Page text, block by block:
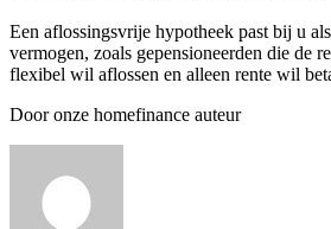
Een aflossingsvrije hypotheek past bij u
vermogen, zoals gepensioneerden die de
flexibel wil aflossen en alleen rente wil
Door onze homefinance auteur